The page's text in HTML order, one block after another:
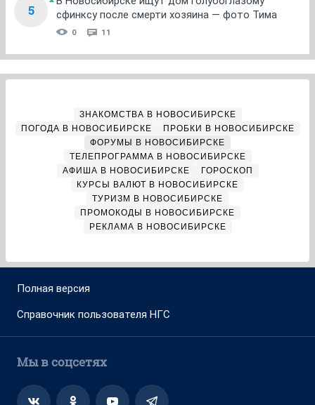
5
сфинксу после смерти хозяина — фото Тима
0 11
ЗНАКОМСТВА В НОВОСИБИРСКЕ
ПОГОДА В НОВОСИБИРСКЕ
ПРОБКИ В НОВОСИБИРСКЕ
ФОРУМЫ В НОВОСИБИРСКЕ
ТЕЛЕПРОГРАММА В НОВОСИБИРСКЕ
АФИША В НОВОСИБИРСКЕ
ГОРОСКОП
КУРСЫ ВАЛЮТ В НОВОСИБИРСКЕ
ТУРИЗМ В НОВОСИБИРСКЕ
ПРОМОКОДЫ В НОВОСИБИРСКЕ
РЕКЛАМА В НОВОСИБИРСКЕ
Полная версия
Справочник пользователя НГС
Мы в соцсетях